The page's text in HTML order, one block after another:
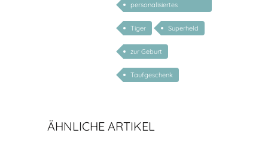
personalisiertes
Geschenk Baby
Tiger
Superheld
zur Geburt
Taufgeschenk
ÄHNLICHE ARTIKEL